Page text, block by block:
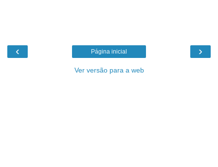
‹ ›
Página inicial
Ver versão para a web